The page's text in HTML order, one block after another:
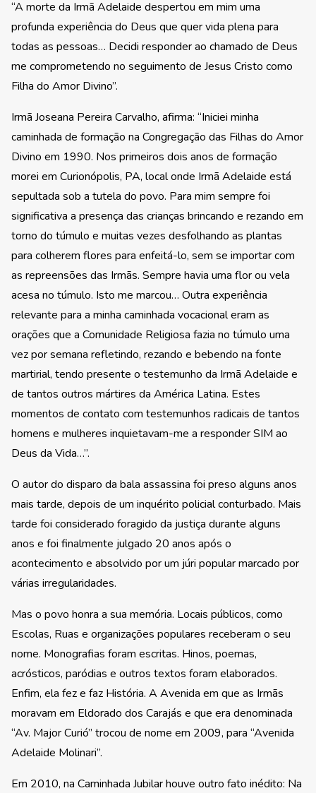
“A morte da Irmã Adelaide despertou em mim uma
profunda experiência do Deus que quer vida plena para
todas as pessoas… Decidi responder ao chamado de Deus
me comprometendo no seguimento de Jesus Cristo como
Filha do Amor Divino”.
Irmã Joseana Pereira Carvalho, afirma: “Iniciei minha
caminhada de formação na Congregação das Filhas do Amor
Divino em 1990. Nos primeiros dois anos de formação
morei em Curionópolis, PA, local onde Irmã Adelaide está
sepultada sob a tutela do povo. Para mim sempre foi
significativa a presença das crianças brincando e rezando em
torno do túmulo e muitas vezes desfolhando as plantas
para colherem flores para enfeitá-lo, sem se importar com
as repreensões das Irmãs. Sempre havia uma flor ou vela
acesa no túmulo. Isto me marcou… Outra experiência
relevante para a minha caminhada vocacional eram as
orações que a Comunidade Religiosa fazia no túmulo uma
vez por semana refletindo, rezando e bebendo na fonte
martirial, tendo presente o testemunho da Irmã Adelaide e
de tantos outros mártires da América Latina. Estes
momentos de contato com testemunhos radicais de tantos
homens e mulheres inquietavam-me a responder SIM ao
Deus da Vida…”.
O autor do disparo da bala assassina foi preso alguns anos
mais tarde, depois de um inquérito policial conturbado. Mais
tarde foi considerado foragido da justiça durante alguns
anos e foi finalmente julgado 20 anos após o
acontecimento e absolvido por um júri popular marcado por
várias irregularidades.
Mas o povo honra a sua memória. Locais públicos, como
Escolas, Ruas e organizações populares receberam o seu
nome. Monografias foram escritas. Hinos, poemas,
acrósticos, paródias e outros textos foram elaborados.
Enfim, ela fez e faz História. A Avenida em que as Irmãs
moravam em Eldorado dos Carajás e que era denominada
“Av. Major Curió” trocou de nome em 2009, para “Avenida
Adelaide Molinari”.
Em 2010, na Caminhada Jubilar houve outro fato inédito: Na